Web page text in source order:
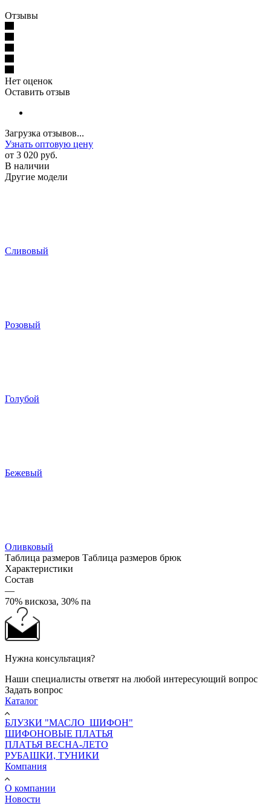
Отзывы
Нет оценок
Оставить отзыв
Загрузка отзывов...
Узнать оптовую цену
от 3 020 руб.
В наличии
Другие модели
Сливовый
Розовый
Голубой
Бежевый
Оливковый
Таблица размеров Таблица размеров брюк
Характеристики
Состав
—
70% вискоза, 30% па
Нужна консультация?
Наши специалисты ответят на любой интересующий вопрос
Задать вопрос
Каталог
БЛУЗКИ "МАСЛО_ШИФОН"
ШИФОНОВЫЕ ПЛАТЬЯ
ПЛАТЬЯ ВЕСНА-ЛЕТО
РУБАШКИ, ТУНИКИ
Компания
О компании
Новости